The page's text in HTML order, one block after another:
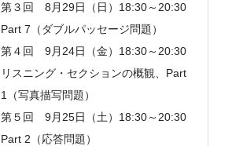
第３回 8月29日（日）18:30～20:30
Part 7（ダブルパッセージ問題）
第４回 9月24日（金）18:30～20:30
リスニング・セクションの概観、Part
1（写真描写問題）
第５回 9月25日（土）18:30～20:30
Part 2（応答問題）